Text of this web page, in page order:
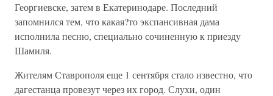
Георгиевске, затем в Екатеринодаре. Последний
запомнился тем, что какая?то экспансивная дама
исполнила песню, специально сочиненную к приезду
Шамиля.
Жителям Ставрополя еще 1 сентября стало известно, что
дагестанца провезут через их город. Слухи, один